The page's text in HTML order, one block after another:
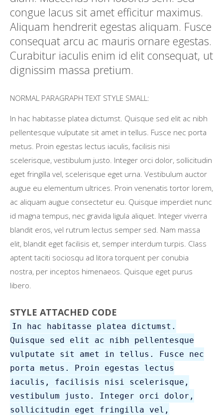
congue lacus sit amet efficitur maximus.
Aliquam hendrerit egestas aliquam. Fusce
consequat arcu ac mauris ornare egestas.
Curabitur iaculis enim id elit consequat, ut
dignissim massa pretium.
NORMAL PARAGRAPH TEXT STYLE SMALL:
In hac habitasse platea dictumst. Quisque sed elit ac nibh
pellentesque vulputate sit amet in tellus. Fusce nec porta
metus. Proin egestas lectus iaculis, facilisis nisi
scelerisque, vestibulum justo. Integer orci dolor, sollicitudin
eget fringilla vel, scelerisque eget urna. Vestibulum auctor
augue eu elementum ultrices. Proin venenatis tortor lorem,
ac aliquam augue consectetur eu. Quisque imperdiet nunc
id magna tempus, nec gravida ligula aliquet. Integer viverra
blandit eros, vel rutrum lectus semper sed. Nam massa
elit, blandit eget facilisis et, semper interdum turpis. Class
aptent taciti sociosqu ad litora torquent per conubia
nostra, per inceptos himenaeos. Quisque eget purus
libero.
STYLE ATTACHED CODE
In hac habitasse platea dictumst.
Quisque sed elit ac nibh pellentesque
vulputate sit amet in tellus. Fusce nec
porta metus. Proin egestas lectus
iaculis, facilisis nisi scelerisque,
vestibulum justo. Integer orci dolor,
sollicitudin eget fringilla vel,